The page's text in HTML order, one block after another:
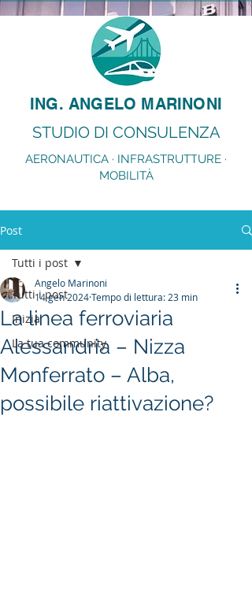
ING. ANGELO MARINONI
STUDIO DI CONSULENZA
AERONAUTICA · INFRASTRUTTURE ·
MOBILITÀ
Post
Tutti i post
Inizia
La tua community
Tutti i post
La linea ferroviaria
Alessandria – Nizza
Monferrato – Alba,
possibile riattivazione?
Angelo Marinoni
14 gen 2024Tempo di lettura: 23 min